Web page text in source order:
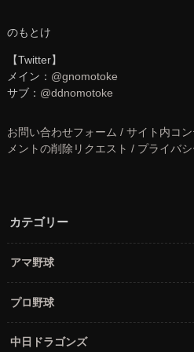
のもとけ
【Twitter】
メイン： @gnomotoke
サブ： @ddnomotoke
お問い合わせフォーム / サイト内コ
メントの削除リクエスト / プライバ
カテゴリー
アマ野球
プロ野球
中日ドラゴンズ